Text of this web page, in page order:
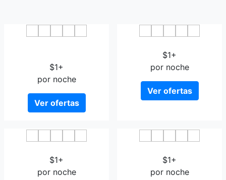
$1+
por noche
Ver ofertas
$1+
por noche
Ver ofertas
$1+
por noche
$1+
por noche